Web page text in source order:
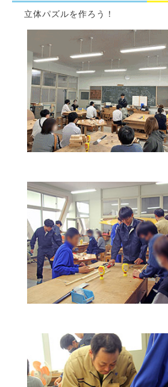
立体パズルを作ろう！